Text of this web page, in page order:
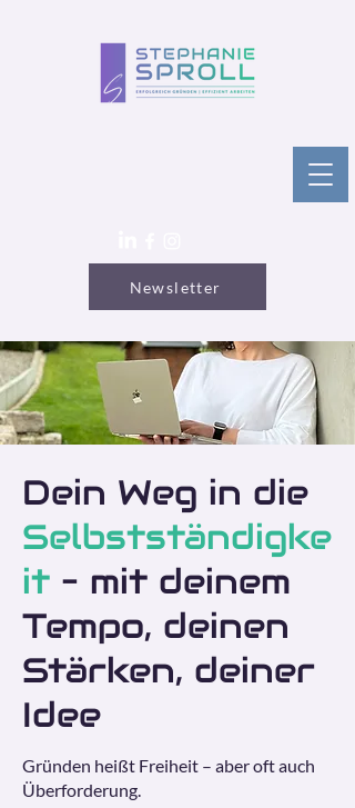
Newsletter
Dein Weg in die
Selbstständigke
it – mit deinem
Tempo, deinen
Stärken, deiner
Idee
Gründen heißt Freiheit – aber oft auch
Überforderung.